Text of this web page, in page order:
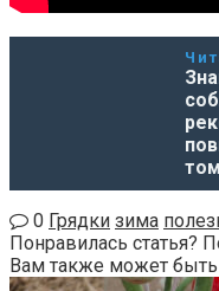
0 Грядки зима
Понравилась статья?
Вам также может быть